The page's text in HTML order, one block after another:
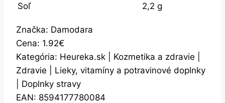
Soľ
2,2 g
Značka: Damodara
Cena: 1.92€
Kategória: Heureka.sk | Kozmetika a zdravie |
Zdravie | Lieky, vitamíny a potravinové doplnky
| Doplnky stravy
EAN: 8594177780084